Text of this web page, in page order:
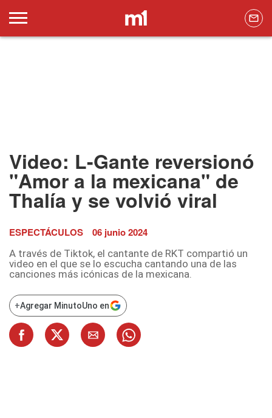
Video: L-Gante reversionó
"Amor a la mexicana" de
Thalía y se volvió viral
ESPECTÁCULOS 06 junio 2024
A través de Tiktok, el cantante de RKT compartió un
video en el que se lo escucha cantando una de las
canciones más icónicas de la mexicana.
+Agregar MinutoUno en